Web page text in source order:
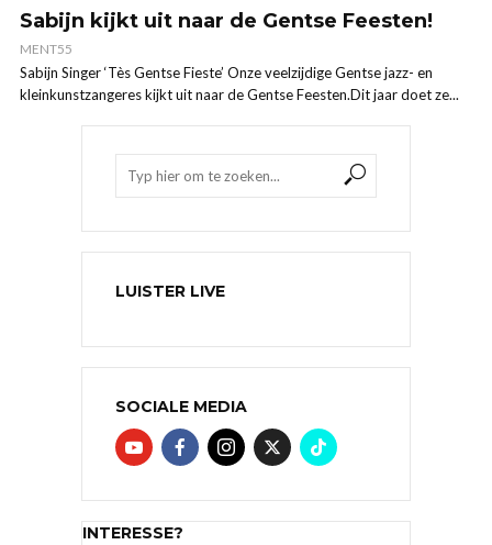
Sabijn kijkt uit naar de Gentse Feesten!
MENT55
Sabijn Singer ‘Tès Gentse Fieste’ Onze veelzijdige Gentse jazz- en
kleinkunstzangeres kijkt uit naar de Gentse Feesten.Dit jaar doet ze...
LUISTER LIVE
SOCIALE MEDIA
INTERESSE?